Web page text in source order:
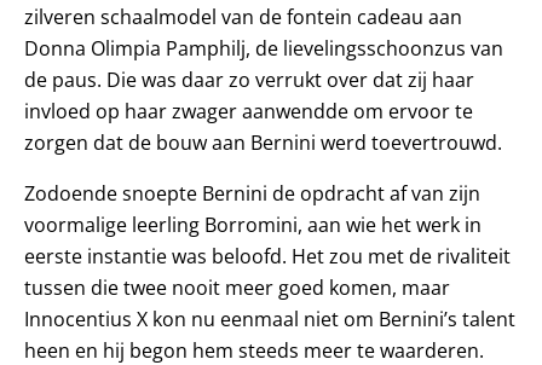
zilveren schaalmodel van de fontein cadeau aan
Donna Olimpia Pamphilj, de lievelingsschoonzus van
de paus. Die was daar zo verrukt over dat zij haar
invloed op haar zwager aanwendde om ervoor te
zorgen dat de bouw aan Bernini werd toevertrouwd.
Zodoende snoepte Bernini de opdracht af van zijn
voormalige leerling Borromini, aan wie het werk in
eerste instantie was beloofd. Het zou met de rivaliteit
tussen die twee nooit meer goed komen, maar
Innocentius X kon nu eenmaal niet om Bernini’s talent
heen en hij begon hem steeds meer te waarderen.